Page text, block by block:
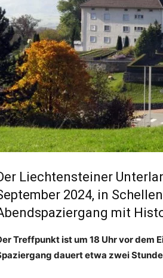
Liechtensteiner
2024, in
mit
Treffpunkt ist um 18 Uhr vor dem
dauert etwa zwei